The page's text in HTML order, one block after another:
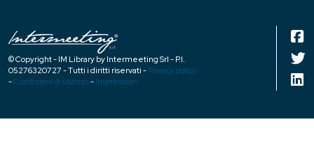
© Copyright - IM Library by Intermeeting Srl - P.I.
05276320727 - Tutti i diritti riservati - Privacy policy
-Condizioni di utilizzo- Impressum